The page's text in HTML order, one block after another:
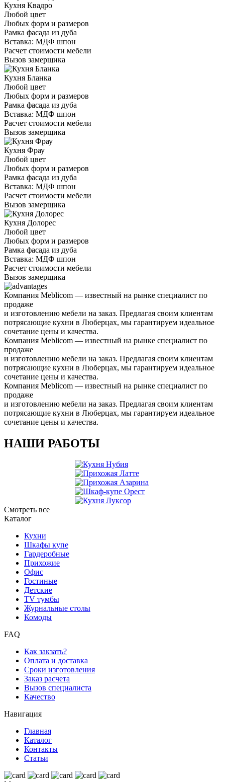
Кухня Квадро
Любой цвет
Любых форм и размеров
Рамка фасада из дуба
Вставка: МДФ шпон
Расчет стоимости мебели
Вызов замерщика
Кухня Бланка
Любой цвет
Любых форм и размеров
Рамка фасада из дуба
Вставка: МДФ шпон
Расчет стоимости мебели
Вызов замерщика
Кухня Фрау
Любой цвет
Любых форм и размеров
Рамка фасада из дуба
Вставка: МДФ шпон
Расчет стоимости мебели
Вызов замерщика
Кухня Долорес
Любой цвет
Любых форм и размеров
Рамка фасада из дуба
Вставка: МДФ шпон
Расчет стоимости мебели
Вызов замерщика
Компания Meblicom — известный на рынке специалист по
продаже
и изготовлению мебели на заказ. Предлагая своим клиентам
потрясающие кухни в Люберцах, мы гарантируем идеальное
сочетание цены и качества.
Компания Meblicom — известный на рынке специалист по
продаже
и изготовлению мебели на заказ. Предлагая своим клиентам
потрясающие кухни в Люберцах, мы гарантируем идеальное
сочетание цены и качества.
Компания Meblicom — известный на рынке специалист по
продаже
и изготовлению мебели на заказ. Предлагая своим клиентам
потрясающие кухни в Люберцах, мы гарантируем идеальное
сочетание цены и качества.
НАШИ РАБОТЫ
Смотреть все
Каталог
Кухни
Шкафы купе
Гардеробные
Прихожие
Офис
Гостиные
Детские
TV тумбы
Журнальные столы
Комоды
FAQ
Как закзать?
Оплата и доставка
Сроки изготовления
Заказ расчета
Вызов специалиста
Качество
Навигация
Главная
Каталог
Контакты
Статьи